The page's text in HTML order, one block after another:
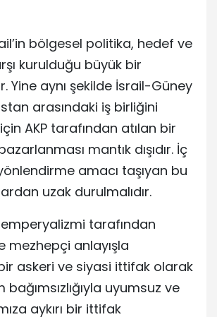
bölgesel politika, hedef ve
kurulduğu büyük bir
Yine aynı şekilde İsrail-Güney
arasındaki iş birliğini
AKP tarafından atılan bir
mantık dışıdır. İç
amacı taşıyan bu
uzak durulmalıdır.
emperyalizmi tarafından
mezhepçi anlayışla
askeri ve siyasi ittifak olarak
uyumsuz ve
aykırı bir ittifak